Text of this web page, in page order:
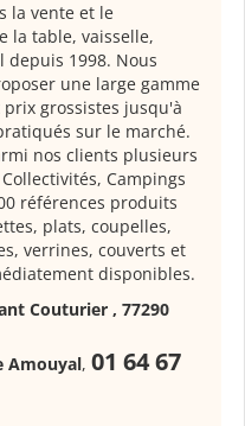
la vente et le
la table, vaisselle,
depuis 1998. Nous
une large gamme
grossistes jusqu'à
sur le marché.
nos clients plusieurs
Campings
références produits
plats, coupelles,
verrines, couverts et
disponibles.
Couturier , 77290
Amouyal, 01 64 67